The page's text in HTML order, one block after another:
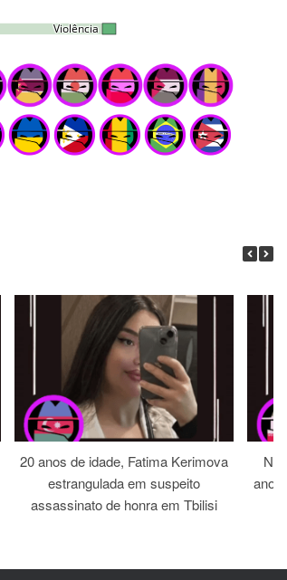
20 anos de idade, Fatima Kerimova
estrangulada em suspeito
assassinato de honra em Tbilisi
anos